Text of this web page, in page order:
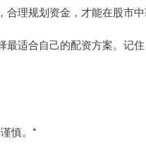
理规划资金，才能在股市中
适合自己的配资方案。记
慎。*